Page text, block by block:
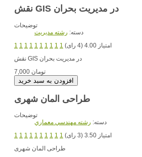
نقش GIS در مدیریت بحران
توضیحات
دسته: رشته مديريت
1 1 1 1 1 1 1 1 1 1
امتیاز 4.00 (4 رای)
نقش GIS در مدیریت بحران
7,000 تومان
طراحی المان شهری
توضیحات
دسته: رشته مهندسي معماري
1 1 1 1 1 1 1 1 1 1
امتیاز 3.50 (3 رای)
طراحی المان شهری